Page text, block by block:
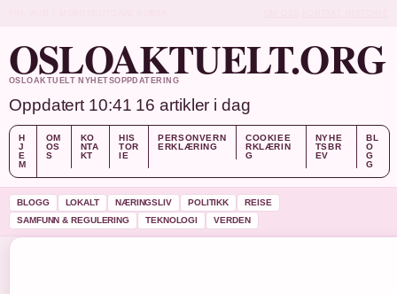
OSLOAKTUELT.ORG
OSLOAKTUELT NYHETSOPPDATERING
Oppdatert 10:41 16 artikler i dag
H
J
E
M
OM
OS
S
KO
NTA
KT
HIS
TOR
IE
PERSONVERN
ERKLÆRING
COOKIEE
RKLÆRIN
G
NYHE
TSBR
EV
BL
O
G
G
BLOGG LOKALT NÆRINGSLIV POLITIKK
REISE
SAMFUNN & REGULERING
TEKNOLOGI VERDEN